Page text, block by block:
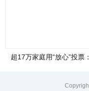
超17万家庭用“放心”投票